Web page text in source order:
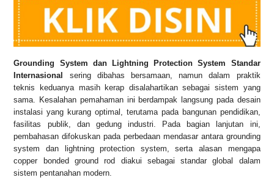
Grounding System dan Lightning Protection System Standar
Internasional
sering dibahas bersamaan, namun dalam praktik
teknis keduanya masih kerap disalahartikan sebagai sistem yang
sama. Kesalahan pemahaman ini berdampak langsung pada desain
instalasi yang kurang optimal, terutama pada bangunan pendidikan,
fasilitas publik, dan gedung industri. Pada bagian lanjutan ini,
pembahasan difokuskan pada perbedaan mendasar antara grounding
system dan lightning protection system, serta alasan mengapa
copper bonded ground rod diakui sebagai standar global dalam
sistem pentanahan modern.